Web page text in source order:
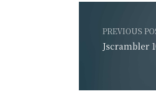
PREVIOUS